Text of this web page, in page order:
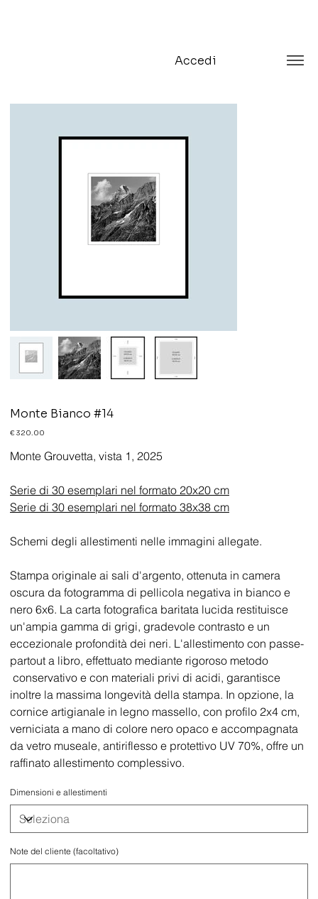
Accedi
Monte Bianco #14
Prezzo
€ 320.00
Monte Grouvetta, vista 1, 2025
Serie di 30 esemplari nel formato 20x20 cm
Serie di 30 esemplari nel formato 38x38 cm
Schemi degli allestimenti nelle immagini allegate.
Stampa originale ai sali d'argento, ottenuta in camera
oscura da fotogramma di pellicola negativa in bianco e
nero 6x6. La carta fotografica baritata lucida restituisce
un'ampia gamma di grigi, gradevole contrasto e un
eccezionale profondità dei neri. L'allestimento con passe-
partout a libro, effettuato mediante rigoroso metodo
conservativo e con materiali privi di acidi, garantisce
inoltre la massima longevità della stampa. In opzione, la
cornice artigianale in legno massello, con profilo 2x4 cm,
verniciata a mano di colore nero opaco e accompagnata
da vetro museale, antiriflesso e protettivo UV 70%, offre un
raffinato allestimento complessivo.
Dimensioni e allestimenti
Note del cliente (facoltativo)